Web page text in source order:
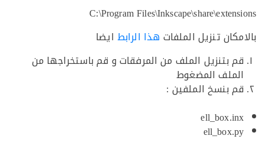
C:\Program
تنزيل الملفاتهذا الرابط ايضا
بتنزيل الملف من المرفقات و قم باستخراجها من
المضغوط
بنسخ الملفين :